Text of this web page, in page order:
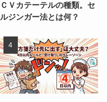
ＣＶカテーテルの種類。セ
ルジンガー法とは何？